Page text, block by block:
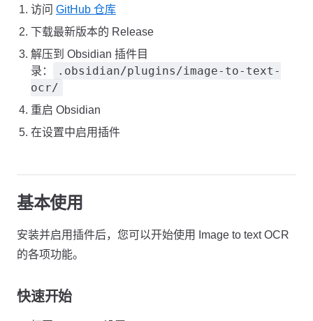
访问 GitHub 仓库
下载最新版本的 Release
解压到 Obsidian 插件目
录：
.obsidian/plugins/image-to-text-
ocr/
重启 Obsidian
在设置中启用插件
基本使用
安装并启用插件后，您可以开始使用 Image to text OCR
的各项功能。
快速开始